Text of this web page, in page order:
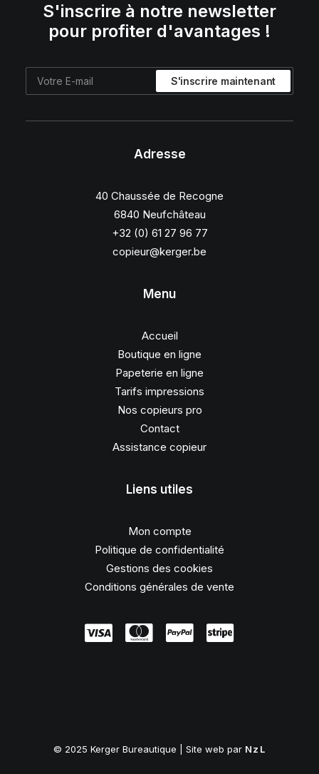
S'inscrire à notre newsletter
pour profiter d'avantages !
Adresse
40 Chaussée de Recogne
6840 Neufchâteau
+32 (0) 61 27 96 77
copieur@kerger.be
Menu
Accueil
Boutique en ligne
Papeterie en ligne
Tarifs impressions
Nos copieurs pro
Contact
Assistance copieur
Liens utiles
Mon compte
Politique de confidentialité
Gestions des cookies
Conditions générales de vente
© 2025 Kerger Bureautique | Site web par NzL